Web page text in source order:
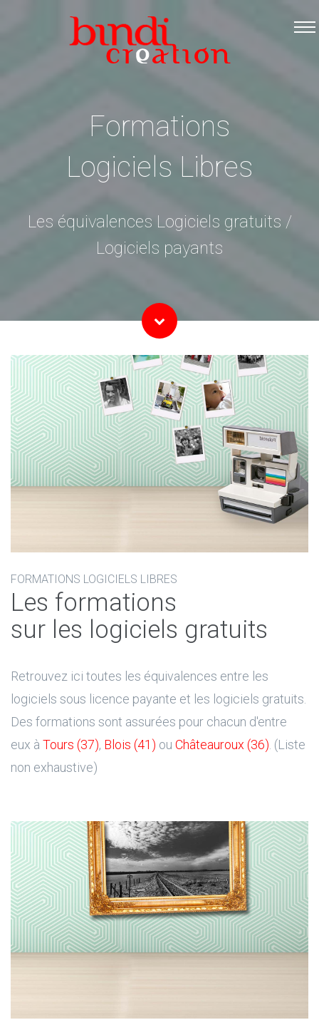
Accueil
Les formations
Logiciels Libres
Contact
Formations
Logiciels Libres
Les équivalences Logiciels gratuits /
Logiciels payants
FORMATIONS LOGICIELS LIBRES
Les formations
sur les logiciels gratuits
Retrouvez ici toutes les équivalences entre les
logiciels sous licence payante et les logiciels gratuits.
Des formations sont assurées pour chacun d'entre
eux à Tours (37), Blois (41) ou Châteauroux (36) . (Liste
non exhaustive)